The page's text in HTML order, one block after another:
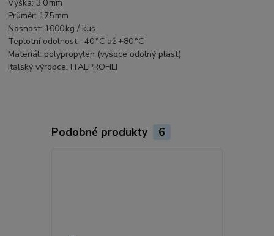
Výška: 3,0 mm
Průměr: 175 mm
Nosnost: 1000 kg / kus
Teplotní odolnost: ‑40 °C až +80 °C
Materiál: polypropylen (vysoce odolný plast)
Italský výrobce: ITALPROFILI
Podobné produkty 6